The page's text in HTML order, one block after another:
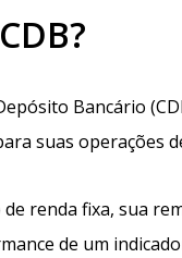
Bancário
suas operações
renda fixa, sua
de um